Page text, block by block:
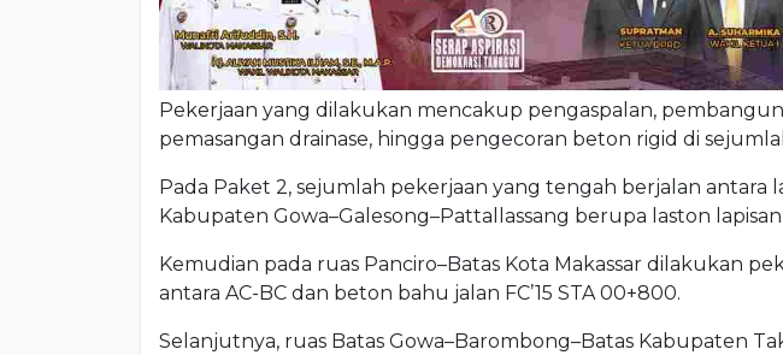
Pekerjaan yang dilakukan mencakup pengaspalan,
pemasangan drainase, hingga pengecoran beton rigid di
Pada Paket 2, sejumlah pekerjaan yang tengah berjalan antara
Kabupaten Gowa–Galesong–Pattallassang berupa laston lapisan
Kemudian pada ruas Panciro–Batas Kota Makassar dilakukan
antara AC-BC dan beton bahu jalan FC’15 STA 00+800.
Selanjutnya, ruas Batas Gowa–Barombong–Batas Kabupaten